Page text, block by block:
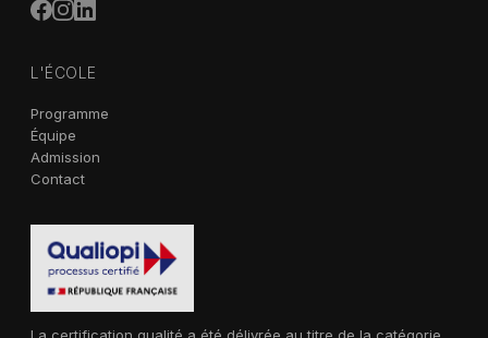
L'ÉCOLE
Programme
Équipe
Admission
Contact